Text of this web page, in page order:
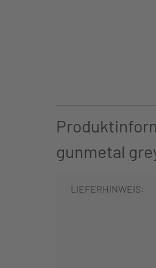
gunmetal
LIEFERHINWEIS: